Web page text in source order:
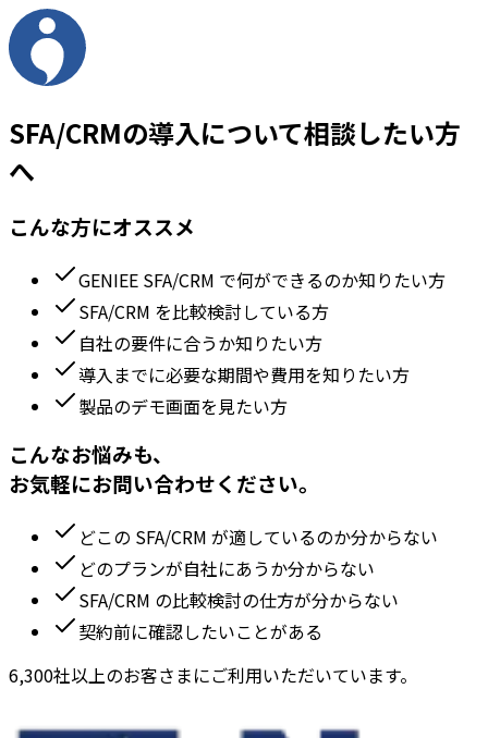
SFA/CRMの導入について相談したい方
へ
こんな方にオススメ
GENIEE SFA/CRM で何ができるのか知りたい方
SFA/CRM を比較検討している方
自社の要件に合うか知りたい方
導入までに必要な期間や費用を知りたい方
製品のデモ画面を見たい方
こんなお悩みも、
お気軽にお問い合わせください。
どこの SFA/CRM が適しているのか分からない
どのプランが自社にあうか分からない
SFA/CRM の比較検討の仕方が分からない
契約前に確認したいことがある
6,300社以上のお客さまにご利用いただいています。